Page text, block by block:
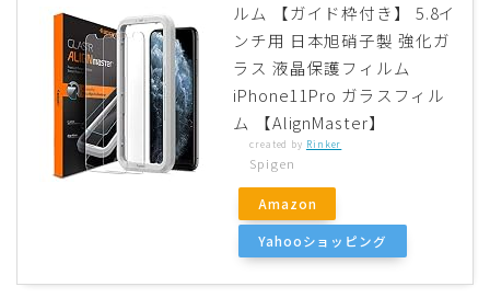
ルム 【ガイド枠付き】 5.8イ
ンチ用 日本旭硝子製 強化ガ
ラス 液晶保護フィルム
iPhone11Pro ガラスフィル
ム 【AlignMaster】
created by Rinker
Spigen
Amazon
Yahooショッピング